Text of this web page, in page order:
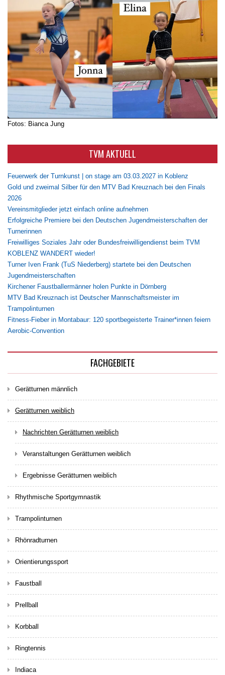
Fotos: Bianca Jung
TVM AKTUELL
Feuerwerk der Turnkunst | on stage am 03.03.2027 in Koblenz
Gold und zweimal Silber für den MTV Bad Kreuznach bei den Finals
2026
Vereinsmitglieder jetzt einfach online aufnehmen
Erfolgreiche Premiere bei den Deutschen Jugendmeisterschaften der
Turnerinnen
Freiwilliges Soziales Jahr oder Bundesfreiwilligendienst beim TVM
KOBLENZ WANDERT wieder!
Turner Iven Frank (TuS Niederberg) startete bei den Deutschen
Jugendmeisterschaften
Kirchener Faustballermänner holen Punkte in Dörnberg
MTV Bad Kreuznach ist Deutscher Mannschaftsmeister im
Trampolinturnen
Fitness-Fieber in Montabaur: 120 sportbegeisterte Trainer*innen feiern
Aerobic-Convention
FACHGEBIETE
Gerätturnen männlich
Gerätturnen weiblich
Nachrichten Gerätturnen weiblich
Veranstaltungen Gerätturnen weiblich
Ergebnisse Gerätturnen weiblich
Rhythmische Sportgymnastik
Trampolinturnen
Rhönradturnen
Orientierungssport
Faustball
Prellball
Korbball
Ringtennis
Indiaca